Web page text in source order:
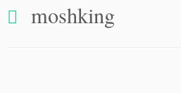
Inhalt
moshking